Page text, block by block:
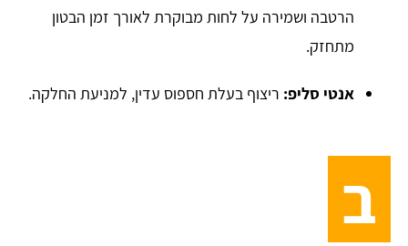
הרטבה ושמירה על לחות מבוקרת לאורך זמן הבטון
מתחזק.
אנטי סליפ: ריצוף בעלת חספוס עדין, למניעת החלקה.
ב